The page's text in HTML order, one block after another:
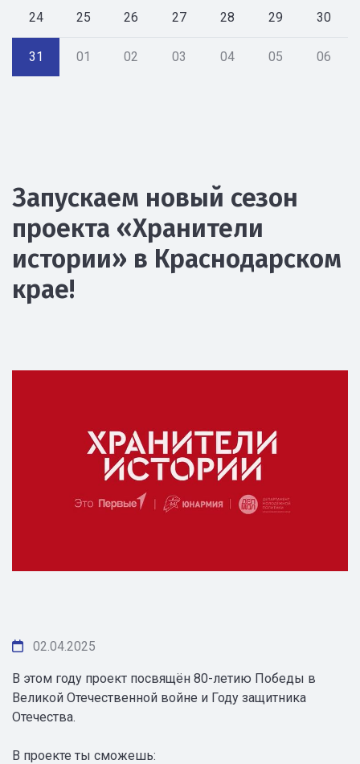
24 25 26 27 28 29 30
31 01 02 03 04 05 06
Запускаем новый сезон
проекта «Хранители
истории» в Краснодарском
крае!
02.04.2025
В этом году проект посвящён 80-летию Победы в
Великой Отечественной войне и Году защитника
Отечества.
В проекте ты сможешь: